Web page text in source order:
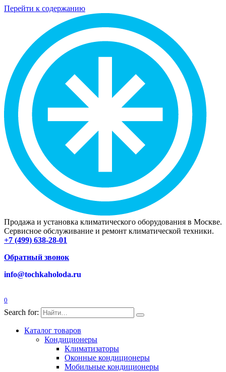
Перейти к содержанию
Продажа и установка климатического оборудования в Москве.
Сервисное обслуживание и ремонт климатической техники.
+7 (499) 638-28-01
Обратный звонок
info@tochkaholoda.ru
0
Search for:
Каталог товаров
Кондиционеры
Климатизаторы
Оконные кондиционеры
Мобильные кондиционеры